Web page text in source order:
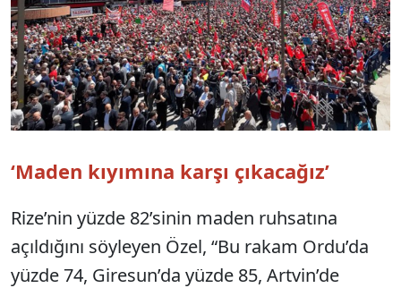
‘Maden kıyımına karşı çıkacağız’
Rize’nin yüzde 82’sinin maden ruhsatına
açıldığını söyleyen Özel, “Bu rakam Ordu’da
yüzde 74, Giresun’da yüzde 85, Artvin’de